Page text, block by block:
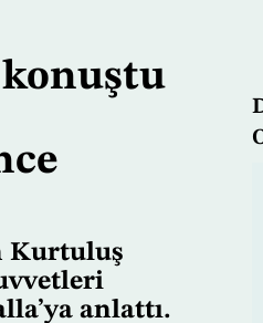
Kurtuluş
anlattı.